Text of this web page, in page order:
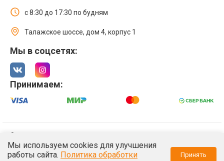
с 8:30 до 17:30 по будням
Талажское шоссе, дом 4, корпус 1
Мы в соцсетях:
Принимаем:
Политика обработки персональных данных
Мы используем cookies для улучшения
работы сайта. Политика обработки
Принять